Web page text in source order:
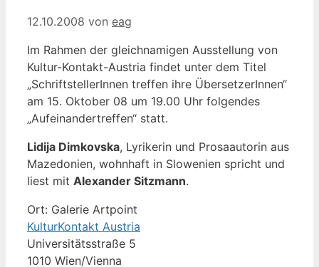
12.10.2008 von eag
Im Rahmen der gleichnamigen Ausstellung von
Kultur-Kontakt-Austria findet unter dem Titel
„SchriftstellerInnen treffen ihre ÜbersetzerInnen“
am 15. Oktober 08 um 19.00 Uhr folgendes
„Aufeinandertreffen“ statt.
Lidija Dimkovska, Lyrikerin und Prosaautorin aus
Mazedonien, wohnhaft in Slowenien spricht und
liest mit Alexander Sitzmann.
Ort: Galerie Artpoint
KulturKontakt Austria
Universitätsstraße 5
1010 Wien/Vienna